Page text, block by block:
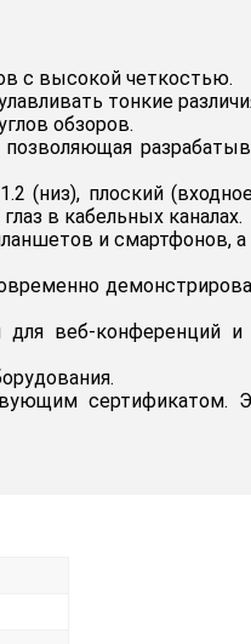
с высокой четкостью.
тонкие
обзоров.
плоский
в кабельных каналах.
и смартфонов, а
веб-конференций
сертификатом.